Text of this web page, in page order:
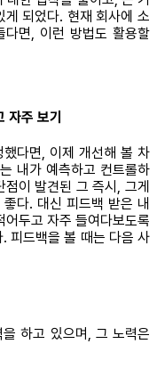
되었다. 현재 회사에 소
다면, 이런 방법도 활용할
자주 보기
다면, 이제 개선해 볼 차
내가 예측하고 컨트롤하
이 발견된 그 즉시, 그게
다. 대신 피드백 받은 내
두고 자주 들여다보도록
피드백을 볼 때는 다음 사
하고 있으며, 그 노력은